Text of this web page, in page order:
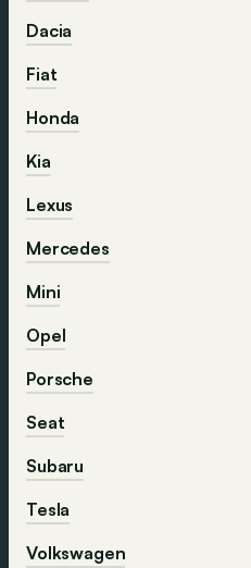
Dacia
Fiat
Honda
Kia
Lexus
Mercedes
Mini
Opel
Porsche
Seat
Subaru
Tesla
Volkswagen